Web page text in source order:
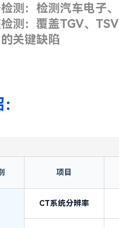
测：检测汽车电子
测：覆盖TGV、
关键缺陷
项目
CT系统分辨率